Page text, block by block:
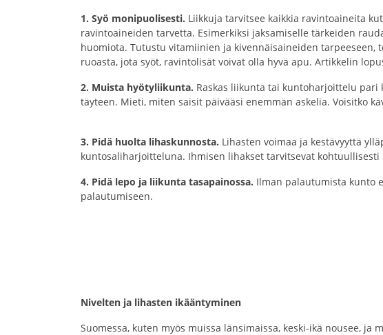
1. Syö monipuolisesti. Liikkuja tarvitsee kaikkia ravintoaineita
ravintoaineiden tarvetta. Esimerkiksi jaksamiselle tärkeiden
huomiota. Tutustu vitamiinien ja kivennäisaineiden tarpeeseen,
ruoasta, jota syöt, ravintolisät voivat olla hyvä apu.
2. Muista hyötyliikunta. Raskas liikunta tai kuntoharjoittelu pari
täyteen. Mieti, miten saisit päivääsi enemmän
3. Pidä huolta lihaskunnosta. Lihasten voimaa ja kestävyyttä
kuntosaliharjoitteluna. Ihmisen lihakset tarvitsevat
4. Pidä lepo ja liikunta tasapainossa. Ilman palautumista kunto
palautumiseen.
Nivelten ja lihasten ikääntyminen
Suomessa, kuten myös muissa länsimaissa, keski-ikä nousee,